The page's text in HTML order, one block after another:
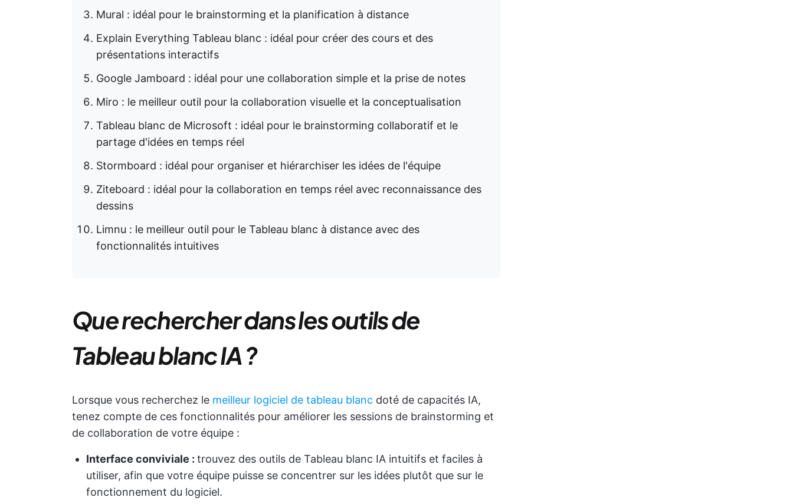
Mural : idéal pour le brainstorming et la planification à distance
Explain Everything Tableau blanc : idéal pour créer des cours et des
présentations interactifs
Google Jamboard : idéal pour une collaboration simple et la prise de notes
Miro : le meilleur outil pour la collaboration visuelle et la conceptualisation
Tableau blanc de Microsoft : idéal pour le brainstorming collaboratif et le
partage d'idées en temps réel
Stormboard : idéal pour organiser et hiérarchiser les idées de l'équipe
Ziteboard : idéal pour la collaboration en temps réel avec reconnaissance des
dessins
Limnu : le meilleur outil pour le Tableau blanc à distance avec des
fonctionnalités intuitives
Que rechercher dans les outils de
Tableau blanc IA ?
Lorsque vous recherchez le meilleur logiciel de tableau blanc doté de capacités IA,
tenez compte de ces fonctionnalités pour améliorer les sessions de brainstorming et
de collaboration de votre équipe :
Interface conviviale : trouvez des outils de Tableau blanc IA intuitifs et faciles à
utiliser, afin que votre équipe puisse se concentrer sur les idées plutôt que sur le
fonctionnement du logiciel.